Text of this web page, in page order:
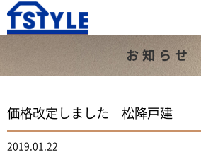
お知らせ
価格改定しました 松降戸建
2019.01.22